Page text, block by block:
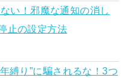
い！邪魔な通知の消し
止の設定方法
縛り”に騙されるな！3つ